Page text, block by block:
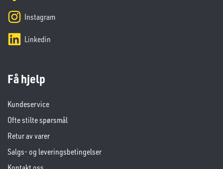
Instagram
Linkedin
Få hjelp
Kundeservice
Ofte stilte spørsmål
Retur av varer
Salgs- og leveringsbetingelser